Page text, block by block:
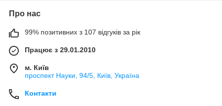
Про нас
99% позитивних з 107 відгуків за рік
Працює з 29.01.2010
м. Київ
проспект Науки, 94/5, Київ, Україна
Контакти